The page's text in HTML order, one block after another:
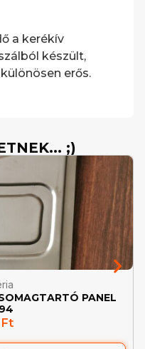
a kerékív
készült,
erős.
;)
PANEL
Ft